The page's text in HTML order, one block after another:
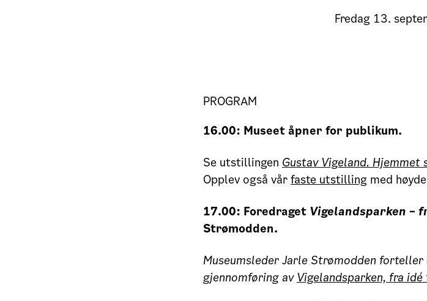
Fredag 13.
PROGRAM
16.00: Museet åpner for publikum.
Se utstillingen Gustav Vigeland. Hjemmet
Opplev også vår faste utstilling med
17.00: Foredraget Vigelandsparken –
Strømodden.
Museumsleder Jarle Strømodden
gjennomføring av Vigelandsparken, fra